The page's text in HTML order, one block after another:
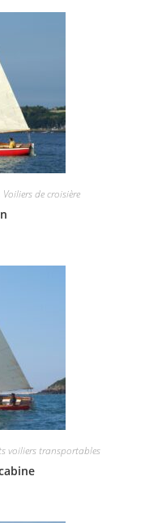
Voiliers de croisière
voiliers transportables